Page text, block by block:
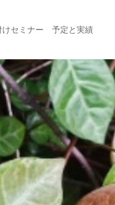
けセミナー 予定と実績